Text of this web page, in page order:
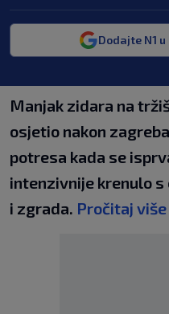
Dodajte N1
Manjak zidara na
osjetio nakon
potresa kada se
intenzivnije krenulo s
i zgrada. Pročitaj više